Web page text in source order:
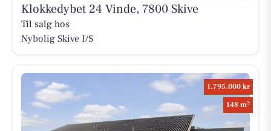
Klokkedybet 24 Vinde, 7800 Skive
Til salg hos
Nybolig Skive I/S
1.795.000 kr
148 m2